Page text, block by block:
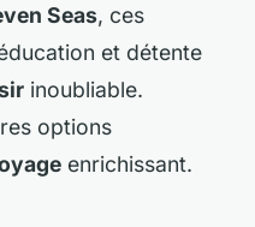
Seas, ces
et détente
inoubliable.
options
enrichissant.